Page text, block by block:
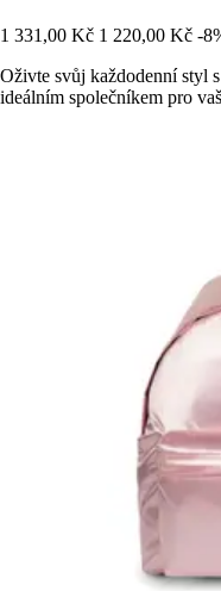
1 331,00 Kč 1 220,00 Kč -
Oživte svůj každodenní styl
ideálním společníkem pro